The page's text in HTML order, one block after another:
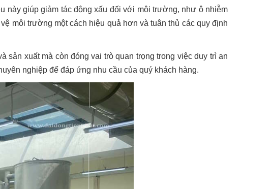
này giúp giảm tác động xấu đối với môi trường, như ô nhiễm
môi trường một cách hiệu quả hơn và tuân thủ các quy định
sản xuất mà còn đóng vai trò quan trọng trong việc duy trì an
nghiệp để đáp ứng nhu cầu của quý khách hàng.